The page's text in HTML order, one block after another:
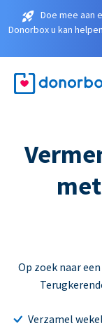
Doe mee aan
Donorbox u kan
Op zoek naar
Verzamel